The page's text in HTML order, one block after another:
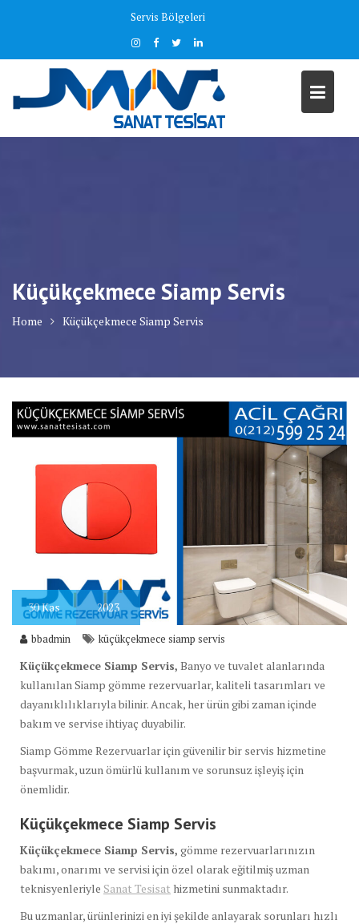
Servis Bölgeleri
Küçükçekmece Siamp Servis
Home Küçükçekmece Siamp Servis
30Kas 2023
bbadmin küçükçekmece siamp servis
Küçükçekmece Siamp Servis, Banyo ve tuvalet alanlarında
kullanılan Siamp gömme rezervuarlar, kaliteli tasarımları ve
dayanıklılıklarıyla bilinir. Ancak, her ürün gibi zaman içinde
bakım ve servise ihtiyaç duyabilir.
Siamp Gömme Rezervuarlar için güvenilir bir servis hizmetine
başvurmak, uzun ömürlü kullanım ve sorunsuz işleyiş için
önemlidir.
Küçükçekmece Siamp Servis
Küçükçekmece Siamp Servis, gömme rezervuarlarınızın
bakımı, onarımı ve servisi için özel olarak eğitilmiş uzman
teknisyenleriyle Sanat Tesisat hizmetini sunmaktadır.
Bu uzmanlar, ürünlerinizi en iyi şekilde anlayarak sorunları hızlı